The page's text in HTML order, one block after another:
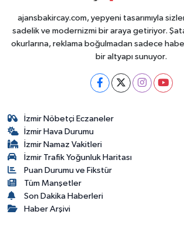
ajansbakircay.com, yepyeni tasarımıyla
sadelik ve modernizmi bir araya getiriyor.
okurlarına, reklama boğulmadan sadece
bir altyapı sunuyor.
İzmir Nöbetçi Eczaneler
İzmir Hava Durumu
İzmir Namaz Vakitleri
İzmir Trafik Yoğunluk Haritası
Puan Durumu ve Fikstür
Tüm Manşetler
Son Dakika Haberleri
Haber Arşivi